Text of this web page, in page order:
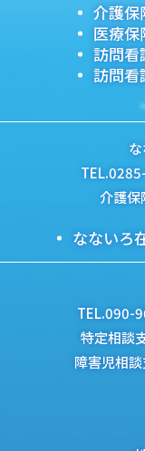
介護保
医療保
訪問看
訪問看
介護
なないろ
TEL.090-
特定相談
障害児相